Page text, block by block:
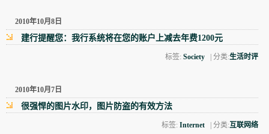
2010年10月8日
建行提醒您：我行系统将在您的账户上减去年费1200元
标签:Society | 分类:生活时评
2010年10月7日
很强悍的图片水印，图片防盗的有效方法
标签:Internet | 分类:互联网络